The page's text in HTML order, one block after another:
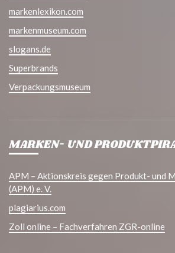
markenlexikon.com
markenmuseum.com
slogans.de
Superbrands
Verpackungsmuseum
MARKEN- UND
APM – Aktionskreis gegen Produkt- und
(APM) e. V.
plagiarius.com
Zoll online – Fachverfahren ZGR-online